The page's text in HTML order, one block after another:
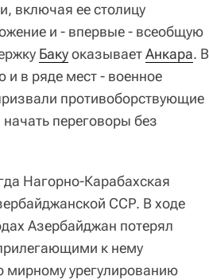
включая ее столицу
и - впервые - всеобщую
БакуоказываетАнкара. В
в ряде мест - военное
противоборствующие
переговоры без
Нагорно-Карабахская
ССР. В ходе
Азербайджан потерял
к нему
мирному урегулированию